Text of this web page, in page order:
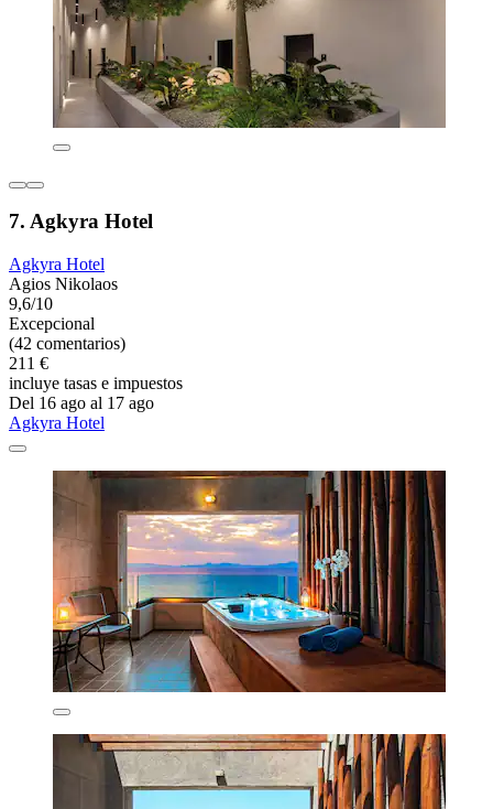
7. Agkyra Hotel
Agkyra Hotel
Agios Nikolaos
9,6/10
Excepcional
(42 comentarios)
211 €
incluye tasas e impuestos
Del 16 ago al 17 ago
Agkyra Hotel